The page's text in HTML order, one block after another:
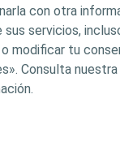
con otra
sus servicios,
modificar tu
Consulta
lograr una
recubrimiento
su salud